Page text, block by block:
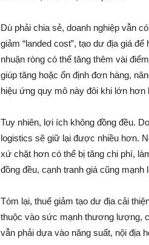
Dù phải chia sẻ, doanh nghiệp vẫn
giảm “landed cost”, tạo dư địa giá
nhuận ròng có thể tăng thêm vài
giúp tăng hoặc ổn định đơn hàng,
hiệu ứng quy mô này đôi khi lớn
Tuy nhiên, lợi ích không đồng đều.
logistics sẽ giữ lại được nhiều hơn.
xứ chặt hơn có thể bị tăng chi phí,
đồng đều, cạnh tranh giá cũng
Tóm lại, thuế giảm tạo dư địa cải
thuộc vào sức mạnh thương lượng,
vẫn phải dựa vào năng suất, nội địa